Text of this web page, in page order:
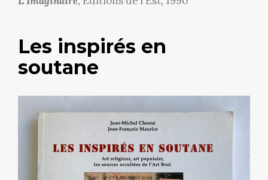
Les inspirés en
soutane